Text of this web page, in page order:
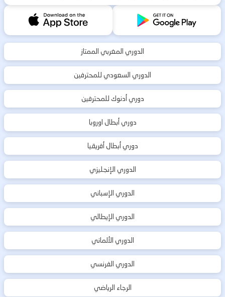
الدوري المغربي الممتاز
الدوري السعودي للمحترفين
دوري أدنوك للمحترفين
دوري أبطال اوروبا
دوري أبطال أفريقيا
الدوري الإنجليزي
الدوري الإسباني
الدوري الإيطالي
الدوري الألماني
الدوري الفرنسي
الرجاء الرياضي